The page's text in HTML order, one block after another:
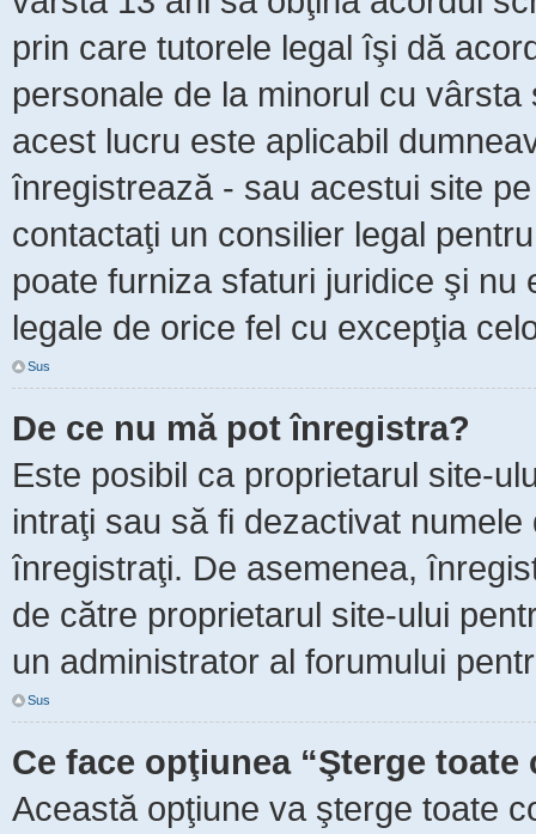
prin care tutorele legal îşi dă
personale de la minorul cu
acest lucru este aplicabil
înregistrează - sau acestui site
contactaţi un consilier legal
poate furniza sfaturi juridice şi
legale de orice fel cu excepţia
Sus
De ce nu mă pot înregistra?
Este posibil ca proprietarul site-
intraţi sau să fi dezactivat
înregistraţi. De asemenea,
de către proprietarul site-ului
un administrator al forumului
Sus
Ce face opţiunea “Şterge
Această opţiune va şterge toate